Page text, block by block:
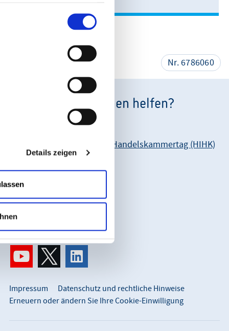
Informationen und die
Details zeigen
Nr. 6786060
Wie können wir Ihnen helfen?
Unsere Anschrift:
Hessischer Industrie- und Handelskammertag (HIHK)
Karl-Glässing-Straße 8
65183 Wiesbaden
0611 360 115-0
Impressum
Datenschutz und rechtliche Hinweise
Erneuern oder ändern Sie Ihre Cookie-Einwilligung